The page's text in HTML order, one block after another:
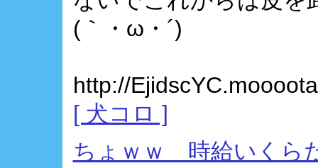
(｀・ω・´)
http://
[ 犬コロ ]
ちょｗｗ 時給いくら